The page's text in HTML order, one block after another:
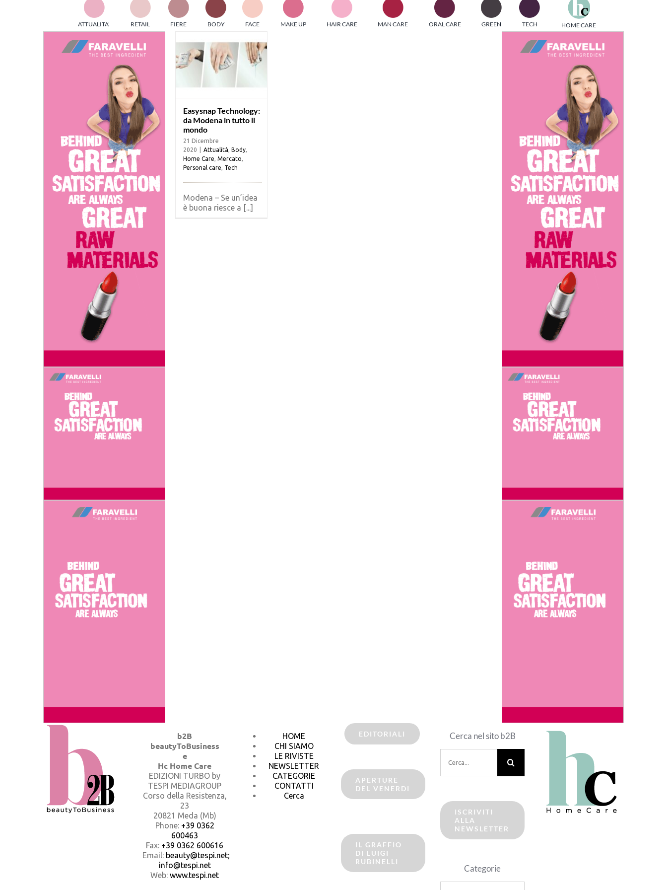
TESPI MEDIAGROUP racchiude un pool di società di comunicazione
particolare, attraverso numerose riviste verticali, fornisce strumenti di
informazione che coinvolgono gli attori nei settori beauty, food,
technology, entertainment e sport.
ATTUALITA’ RETAIL FIERE BODY FACE MAKE UP HAIR CARE MAN CARE ORAL CARE GREEN TECH HOME CARE
Technology: da
Modena in tutto il
Easysnap Technology:
da Modena in tutto il
mondo
21 Dicembre
2020
Attualità Body,
Home Care Mercato
Personal care
Tech
Modena – Se un’idea
è buona riesce a [...]
b2B
beautyToBusiness
e
Hc Home Care
EDIZIONI TURBO by
TESPI MEDIAGROUP
Corso della Resistenza,
23
20821 Meda (Mb)
Phone: +39 0362
600463
Fax: +39 0362 600616
Email: beauty@tespi.net;
info@tespi.net
Web: www.tespi.net
HOME
CHI SIAMO
LE RIVISTE
NEWSLETTER
CATEGORIE
CONTATTI
Cerca
EDITORIALI
APERTURE
DEL VENERDI
IL GRAFFIO
DI LUIGI
RUBINELLI
Cerca nel sito b2B
per:
ISCRIVITI
ALLA
NEWSLETTER
Categorie